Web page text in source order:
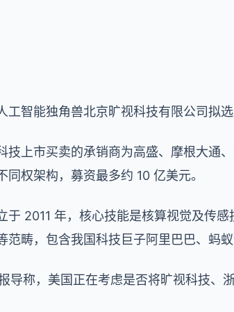
工智能独角兽北京旷视科技有限公司拟
技上市买卖的承销商为高盛、摩根大通
同权架构，募资最多约 10 亿美元。
于 2011 年，核心技能是核算视觉及传
范畴，包含我国科技巨子阿里巴巴、蚂
导称，美国正在考虑是否将旷视科技、